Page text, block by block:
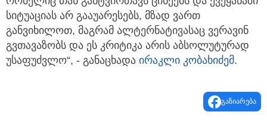
სიტუაციას არ გააუარესებს, მზად ვართ
განვიხილოთ, მაგრამ ალტერნატივასაც ვერავინ
გვთავაზობს და ეს კრიტიკა არის აბსოლუტურად
უსაფუძვლო“, - განაცხადა ირაკლი კობახიძემ.
გაზიარება